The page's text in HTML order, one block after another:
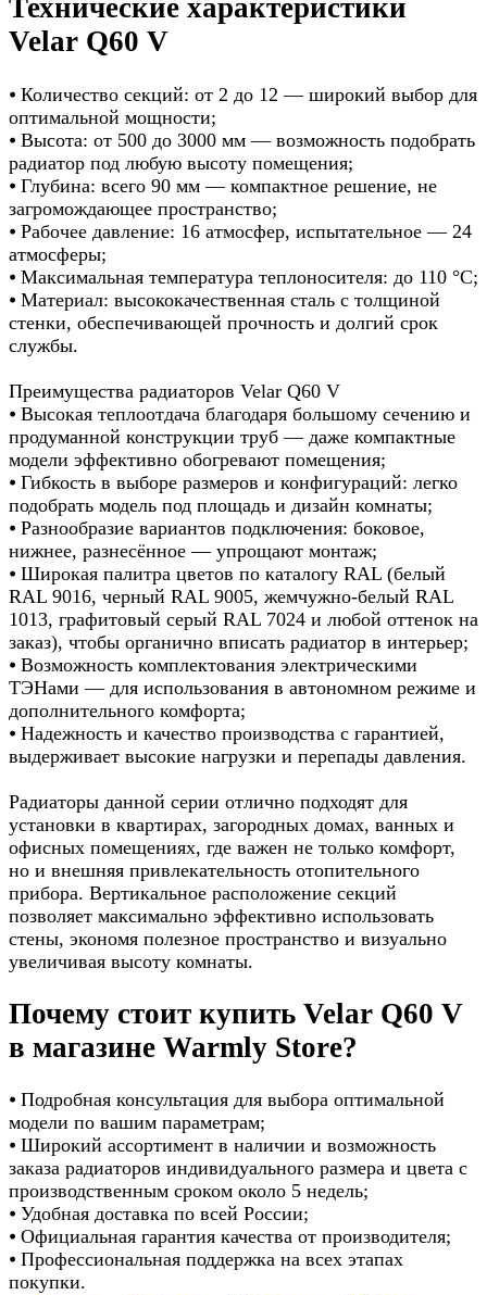
Технические характеристики
Velar Q60 V
⦁ Количество секций: от 2 до 12 — широкий выбор для
оптимальной мощности;
⦁ Высота: от 500 до 3000 мм — возможность подобрать
радиатор под любую высоту помещения;
⦁ Глубина: всего 90 мм — компактное решение, не
загромождающее пространство;
⦁ Рабочее давление: 16 атмосфер, испытательное — 24
атмосферы;
⦁ Максимальная температура теплоносителя: до 110 °C;
⦁ Материал: высококачественная сталь с толщиной
стенки, обеспечивающей прочность и долгий срок
службы.
Преимущества радиаторов Velar Q60 V
⦁ Высокая теплоотдача благодаря большому сечению и
продуманной конструкции труб — даже компактные
модели эффективно обогревают помещения;
⦁ Гибкость в выборе размеров и конфигураций: легко
подобрать модель под площадь и дизайн комнаты;
⦁ Разнообразие вариантов подключения: боковое,
нижнее, разнесённое — упрощают монтаж;
⦁ Широкая палитра цветов по каталогу RAL (белый
RAL 9016, черный RAL 9005, жемчужно-белый RAL
1013, графитовый серый RAL 7024 и любой оттенок на
заказ), чтобы органично вписать радиатор в интерьер;
⦁ Возможность комплектования электрическими
ТЭНами — для использования в автономном режиме и
дополнительного комфорта;
⦁ Надежность и качество производства с гарантией,
выдерживает высокие нагрузки и перепады давления.
Радиаторы данной серии отлично подходят для
установки в квартирах, загородных домах, ванных и
офисных помещениях, где важен не только комфорт,
но и внешняя привлекательность отопительного
прибора. Вертикальное расположение секций
позволяет максимально эффективно использовать
стены, экономя полезное пространство и визуально
увеличивая высоту комнаты.
Почему стоит купить Velar Q60 V
в магазине Warmly Store?
⦁ Подробная консультация для выбора оптимальной
модели по вашим параметрам;
⦁ Широкий ассортимент в наличии и возможность
заказа радиаторов индивидуального размера и цвета с
производственным сроком около 5 недель;
⦁ Удобная доставка по всей России;
⦁ Официальная гарантия качества от производителя;
⦁ Профессиональная поддержка на всех этапах
покупки.